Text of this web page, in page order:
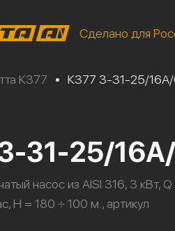
Сделано для
К377 • К377 3-31-25/
31-25/
насос из AISI 316, 3 кВт, Q
H = 180 ÷ 100 м., артикул